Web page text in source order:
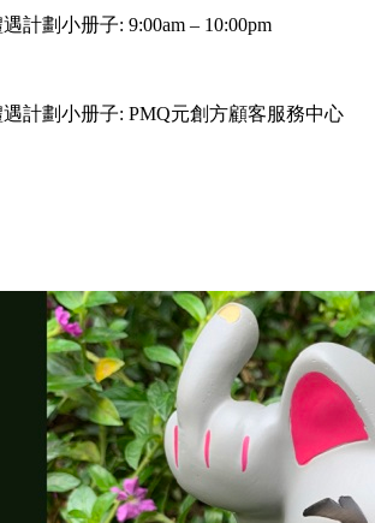
計劃小册子: 9:00am – 10:00pm
計劃小册子: PMQ元創方顧客服務中心